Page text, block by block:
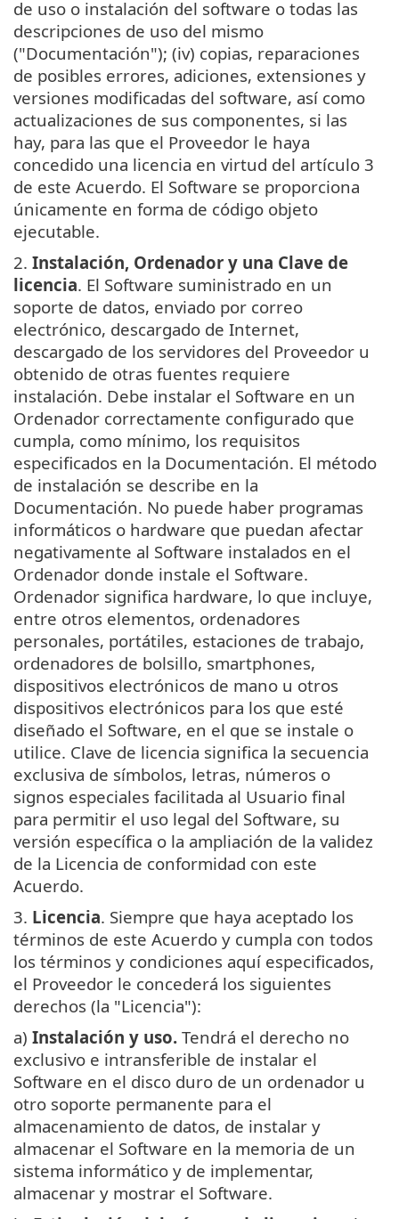
de uso o instalación del software o todas las
descripciones de uso del mismo
("Documentación"); (iv) copias, reparaciones
de posibles errores, adiciones, extensiones y
versiones modificadas del software, así como
actualizaciones de sus componentes, si las
hay, para las que el Proveedor le haya
concedido una licencia en virtud del artículo 3
de este Acuerdo. El Software se proporciona
únicamente en forma de código objeto
ejecutable.
2. Instalación, Ordenador y una Clave de
licencia. El Software suministrado en un
soporte de datos, enviado por correo
electrónico, descargado de Internet,
descargado de los servidores del Proveedor u
obtenido de otras fuentes requiere
instalación. Debe instalar el Software en un
Ordenador correctamente configurado que
cumpla, como mínimo, los requisitos
especificados en la Documentación. El método
de instalación se describe en la
Documentación. No puede haber programas
informáticos o hardware que puedan afectar
negativamente al Software instalados en el
Ordenador donde instale el Software.
Ordenador significa hardware, lo que incluye,
entre otros elementos, ordenadores
personales, portátiles, estaciones de trabajo,
ordenadores de bolsillo, smartphones,
dispositivos electrónicos de mano u otros
dispositivos electrónicos para los que esté
diseñado el Software, en el que se instale o
utilice. Clave de licencia significa la secuencia
exclusiva de símbolos, letras, números o
signos especiales facilitada al Usuario final
para permitir el uso legal del Software, su
versión específica o la ampliación de la validez
de la Licencia de conformidad con este
Acuerdo.
3. Licencia. Siempre que haya aceptado los
términos de este Acuerdo y cumpla con todos
los términos y condiciones aquí especificados,
el Proveedor le concederá los siguientes
derechos (la "Licencia"):
a) Instalación y uso. Tendrá el derecho no
exclusivo e intransferible de instalar el
Software en el disco duro de un ordenador u
otro soporte permanente para el
almacenamiento de datos, de instalar y
almacenar el Software en la memoria de un
sistema informático y de implementar,
almacenar y mostrar el Software.